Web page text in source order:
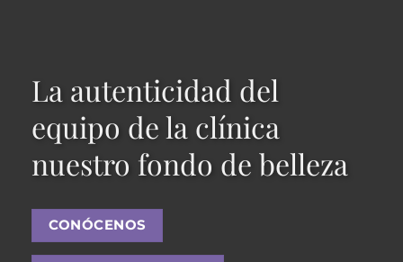
La autenticidad del
equipo de la clínica
nuestro fondo de belleza
CONÓCENOS